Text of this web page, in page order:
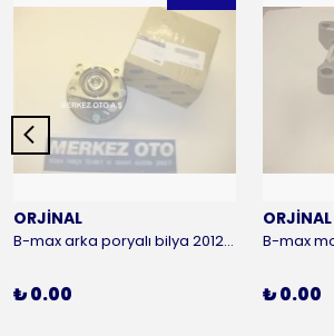
ORJİNAL
B-max arka poryalı bilya 2012-2016 ORJİNAL
₺ 0.00
ORJİNAL
₺ 0.00